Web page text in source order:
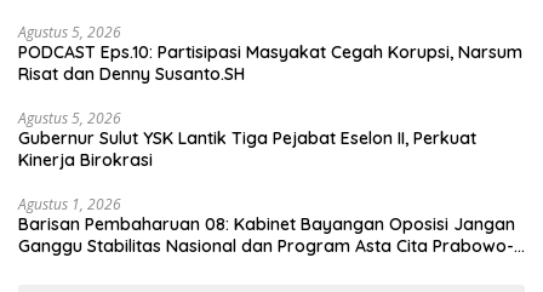
Agustus 5, 2026
PODCAST Eps.10: Partisipasi Masyakat Cegah Korupsi, Narsum
Risat dan Denny Susanto.SH
Agustus 5, 2026
Gubernur Sulut YSK Lantik Tiga Pejabat Eselon II, Perkuat
Kinerja Birokrasi
Agustus 1, 2026
Barisan Pembaharuan 08: Kabinet Bayangan Oposisi Jangan
Ganggu Stabilitas Nasional dan Program Asta Cita Prabowo-